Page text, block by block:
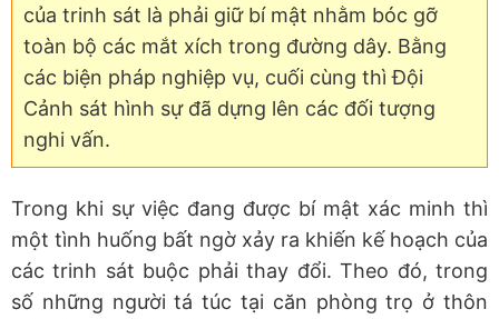
của trinh sát là phải giữ bí mật nhằm bóc gỡ
toàn bộ các mắt xích trong đường dây. Bằng
các biện pháp nghiệp vụ, cuối cùng thì Đội
Cảnh sát hình sự đã dựng lên các đối tượng
nghi vấn.
Trong khi sự việc đang được bí mật xác minh thì
một tình huống bất ngờ xảy ra khiến kế hoạch của
các trinh sát buộc phải thay đổi. Theo đó, trong
số những người tá túc tại căn phòng trọ ở thôn